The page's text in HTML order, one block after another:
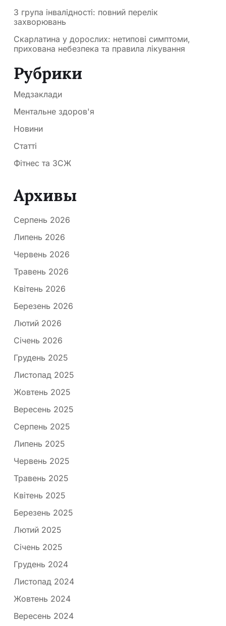
3 група інвалідності: повний перелік
захворювань
Скарлатина у дорослих: нетипові симптоми,
прихована небезпека та правила лікування
Рубрики
Медзаклади
Ментальне здоров'я
Новини
Статті
Фітнес та ЗСЖ
Архивы
Серпень 2026
Липень 2026
Червень 2026
Травень 2026
Квітень 2026
Березень 2026
Лютий 2026
Січень 2026
Грудень 2025
Листопад 2025
Жовтень 2025
Вересень 2025
Серпень 2025
Липень 2025
Червень 2025
Травень 2025
Квітень 2025
Березень 2025
Лютий 2025
Січень 2025
Грудень 2024
Листопад 2024
Жовтень 2024
Вересень 2024